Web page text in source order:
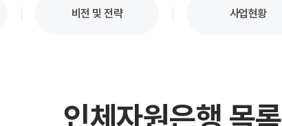
비전 및 전략 사업현황
인체자원은행 목록